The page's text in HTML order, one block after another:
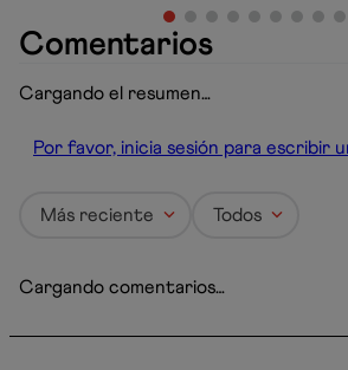
Comentarios
Cargando el resumen…
Por favor, inicia sesión para escribir
Más reciente Todos
Cargando comentarios…